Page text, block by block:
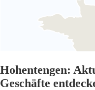
Hohentengen:
Geschäfte